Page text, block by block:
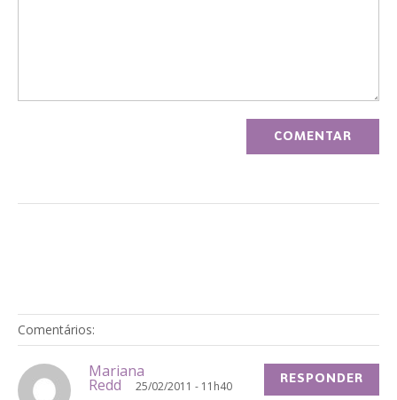
Comentários:
Mariana
Redd 25/02/2011 - 11h40 RESPONDER